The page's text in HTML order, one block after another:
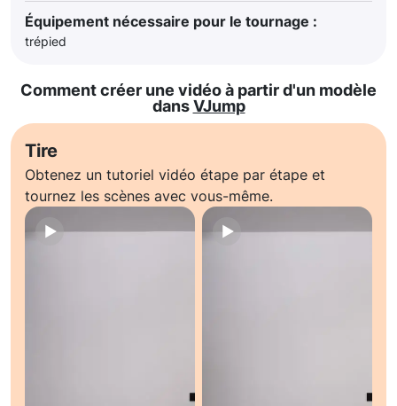
Équipement nécessaire pour le tournage :
trépied
Comment créer une vidéo à partir d'un modèle
dansVJump
Tire
Obtenez un tutoriel vidéo étape par étape et
tournez les scènes avec vous-même.